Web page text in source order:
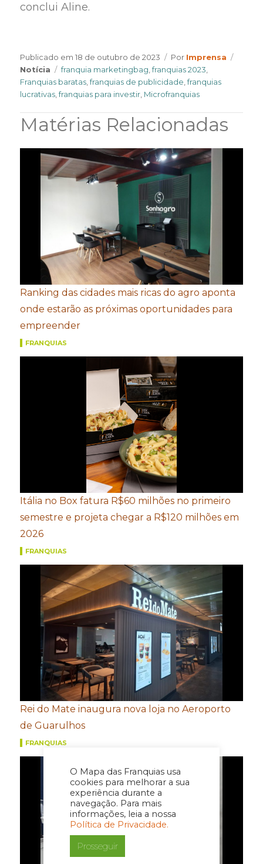
O Mapa das Franquias usa
cookies para melhorar a sua
experiência durante a
navegação. Para mais
informações, leia a nossa
Política de Privacidade.
Prosseguir
conclui Aline.
Publicado em18 de outubro de 2023 Por Author
Imprensa
Notícia
Tags
franquia marketingbag,franquias 2023,
Franquias baratas,franquias de publicidade,franquias
lucrativas,franquias para investir, Microfranquias
Matérias Relacionadas
Ranking das cidades mais ricas do agro aponta
onde estarão as próximas oportunidades para
empreender
FRANQUIAS
Itália no Box fatura R$60 milhões no primeiro
semestre e projeta chegar a R$120 milhões em
2026
FRANQUIAS
Rei do Mate inaugura nova loja no Aeroporto
de Guarulhos
FRANQUIAS